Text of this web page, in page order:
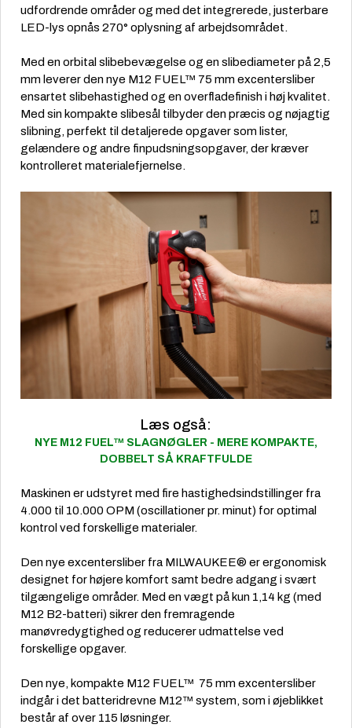
udfordrende områder og med det integrerede, justerbare
LED-lys opnås 270° oplysning af arbejdsområdet.
Med en orbital slibebevægelse og en slibediameter på 2,5
mm leverer den nye M12 FUEL™ 75 mm excentersliber
ensartet slibehastighed og en overfladefinish i høj kvalitet.
Med sin kompakte slibesål tilbyder den præcis og nøjagtig
slibning, perfekt til detaljerede opgaver som lister,
gelændere og andre finpudsningsopgaver, der kræver
kontrolleret materialefjernelse.
Læs også:
NYE M12 FUEL™ SLAGNØGLER - MERE KOMPAKTE,
DOBBELT SÅ KRAFTFULDE
Maskinen er udstyret med fire hastighedsindstillinger fra
4.000 til 10.000 OPM (oscillationer pr. minut) for optimal
kontrol ved forskellige materialer.
Den nye excentersliber fra MILWAUKEE® er ergonomisk
designet for højere komfort samt bedre adgang i svært
tilgængelige områder. Med en vægt på kun 1,14 kg (med
M12 B2-batteri) sikrer den fremragende
manøvredygtighed og reducerer udmattelse ved
forskellige opgaver.
Den nye, kompakte M12 FUEL™ 75 mm excentersliber
indgår i det batteridrevne M12™ system, som i øjeblikket
består af over 115 løsninger.